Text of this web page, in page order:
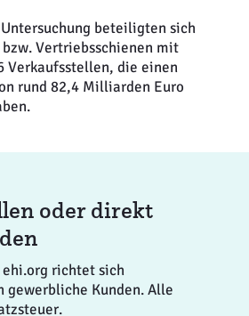
beteiligten sich
Vertriebsschienen mit
Verkaufsstellen, die einen
rund 82,4 Milliarden Euro
oder direkt
ehi.org richtet sich
gewerbliche Kunden. Alle